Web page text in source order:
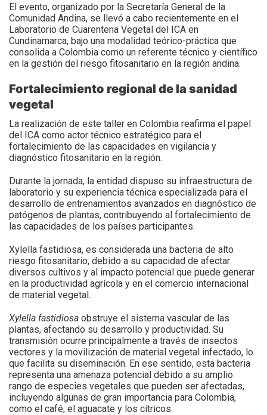
El evento, organizado por la Secretaría General de la
Comunidad Andina, se llevó a cabo recientemente en el
Laboratorio de Cuarentena Vegetal del ICA en
Cundinamarca, bajo una modalidad teórico-práctica que
consolida a Colombia como un referente técnico y científico
en la gestión del riesgo fitosanitario en la región andina.
Fortalecimiento regional de la sanidad
vegetal
La realización de este taller en Colombia reafirma el papel
del ICA como actor técnico estratégico para el
fortalecimiento de las capacidades en vigilancia y
diagnóstico fitosanitario en la región.
Durante la jornada, la entidad dispuso su infraestructura de
laboratorio y su experiencia técnica especializada para el
desarrollo de entrenamientos avanzados en diagnóstico de
patógenos de plantas, contribuyendo al fortalecimiento de
las capacidades de los países participantes.
Xylella fastidiosa, es considerada una bacteria de alto
riesgo fitosanitario, debido a su capacidad de afectar
diversos cultivos y al impacto potencial que puede generar
en la productividad agrícola y en el comercio internacional
de material vegetal.
Xylella fastidiosa obstruye el sistema vascular de las
plantas, afectando su desarrollo y productividad. Su
transmisión ocurre principalmente a través de insectos
vectores y la movilización de material vegetal infectado, lo
que facilita su diseminación. En ese sentido, esta bacteria
representa una amenaza potencial debido a su amplio
rango de especies vegetales que pueden ser afectadas,
incluyendo algunas de gran importancia para Colombia,
como el café, el aguacate y los cítricos.